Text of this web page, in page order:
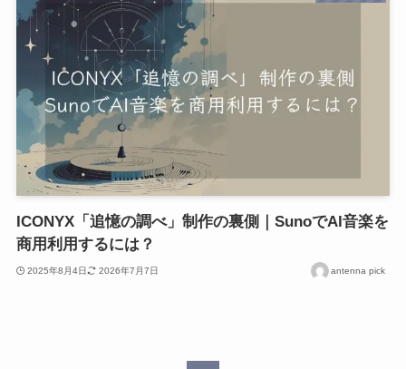
ICONYX「追憶の調べ」制作の裏側｜SunoでAI音楽を
商用利用するには？
2025年8月4日 2026年7月7日 antenna pick